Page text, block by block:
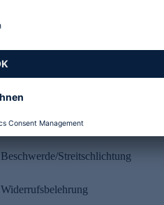
Rechtliches
Beschwerde/Streitschlichtung
Widerrufsbelehrung